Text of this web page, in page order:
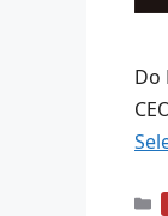
Do